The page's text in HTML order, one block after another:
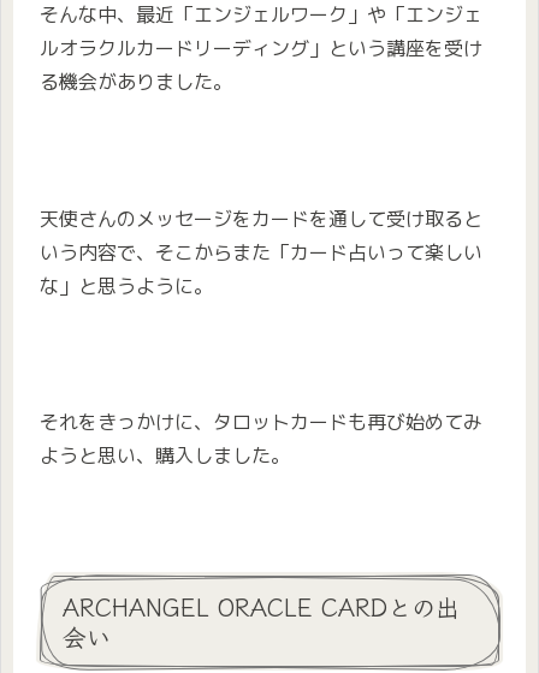
そんな中、最近「エンジェルワーク」や「エンジェ
ルオラクルカードリーディング」という講座を受け
る機会がありました。
天使さんのメッセージをカードを通して受け取ると
いう内容で、そこからまた「カード占いって楽しい
な」と思うように。
それをきっかけに、タロットカードも再び始めてみ
ようと思い、購入しました。
ARCHANGEL ORACLE CARDとの出
会い